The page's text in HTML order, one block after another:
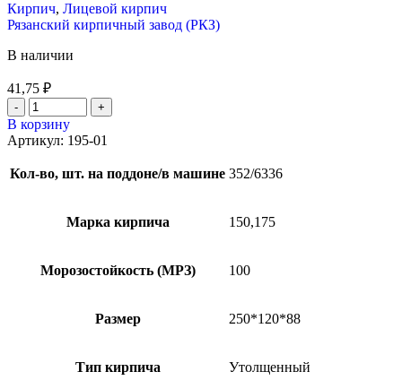
Кирпич, Лицевой кирпич
Рязанский кирпичный завод (РКЗ)
В наличии
41,75 ₽
В корзину
Артикул: 195-01
Кол-во, шт. на поддоне/в машине 352/6336
Марка кирпича 150,175
Морозостойкость (МРЗ) 100
Размер 250*120*88
Тип кирпича Утолщенный